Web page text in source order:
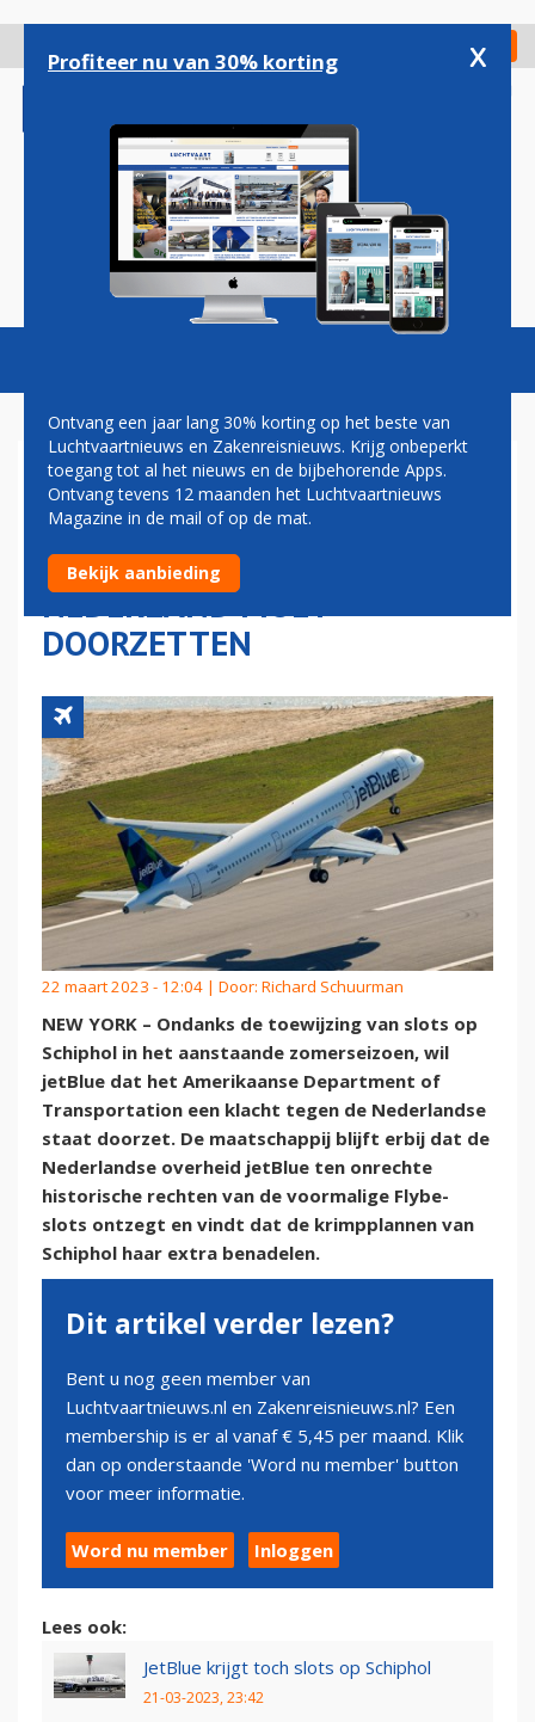
gaan
Check in
Magazine Podcasts Vacatures
JETBLUE VINDT DAT
AMERIKAANS MINISTERIE
PROCEDURE TEGEN
NEDERLAND MOET
DOORZETTEN
22 maart 2023 - 12:04 | Door: Richard Schuurman
NEW YORK – Ondanks de toewijzing van slots op
Schiphol in het aanstaande zomerseizoen, wil
jetBlue dat het Amerikaanse Department of
Transportation een klacht tegen de Nederlandse
staat doorzet. De maatschappij blijft erbij dat de
Nederlandse overheid jetBlue ten onrechte
historische rechten van de voormalige Flybe-
slots ontzegt en vindt dat de krimpplannen van
Schiphol haar extra benadelen.
Dit artikel verder lezen?
Bent u nog geen member van
Luchtvaartnieuws.nl en Zakenreisnieuws.nl? Een
membership is er al vanaf € 5,45 per maand. Klik
dan op onderstaande 'Word nu member' button
voor meer informatie.
Word nu member Inloggen
Lees ook:
JetBlue krijgt toch slots op Schiphol
21-03-2023, 23:42
Profiteer nu van 30% korting x
Ontvang een jaar lang 30% korting op het beste van
Luchtvaartnieuws en Zakenreisnieuws. Krijg onbeperkt
toegang tot al het nieuws en de bijbehorende Apps.
Ontvang tevens 12 maanden het Luchtvaartnieuws
Magazine in de mail of op de mat.
Bekijk aanbieding